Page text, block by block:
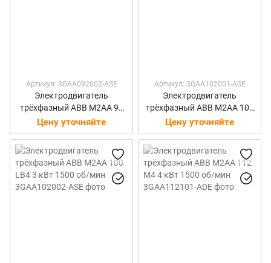
Артикул: 3GAA092002-ASE
Электродвигатель
трёхфазный ABB M2AA 90
L4 1,5 кВт 1500 об/мин
Цену уточняйте
Артикул: 3GAA102001-ASE
Электродвигатель
трёхфазный ABB M2AA 100
LA4 2,2 кВт 1500 об/мин
Цену уточняйте